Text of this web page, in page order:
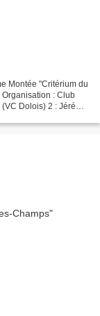
Montée "Critérium du
: Club
Dolois) 2 : Jérémy